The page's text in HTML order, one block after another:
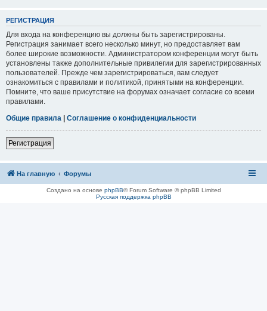
РЕГИСТРАЦИЯ
Для входа на конференцию вы должны быть зарегистрированы.
Регистрация занимает всего несколько минут, но предоставляет вам
более широкие возможности. Администратором конференции могут быть
установлены также дополнительные привилегии для зарегистрированных
пользователей. Прежде чем зарегистрироваться, вам следует
ознакомиться с правилами и политикой, принятыми на конференции.
Помните, что ваше присутствие на форумах означает согласие со всеми
правилами.
Общие правила | Соглашение о конфиденциальности
Регистрация
На главную Форумы
Создано на основе phpBB® Forum Software © phpBB Limited
Русская поддержка phpBB